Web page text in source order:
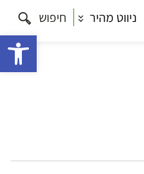
ניווט מהיר חיפוש